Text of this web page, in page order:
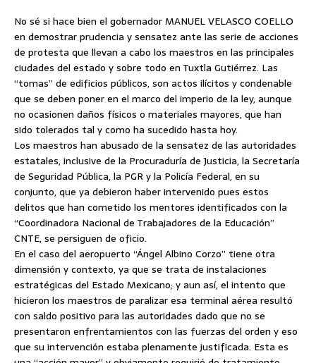
No sé si hace bien el gobernador MANUEL VELASCO COELLO
en demostrar prudencia y sensatez ante las serie de acciones
de protesta que llevan a cabo los maestros en las principales
ciudades del estado y sobre todo en Tuxtla Gutiérrez. Las
“tomas” de edificios públicos, son actos ilícitos y condenable
que se deben poner en el marco del imperio de la ley, aunque
no ocasionen daños físicos o materiales mayores, que han
sido tolerados tal y como ha sucedido hasta hoy.
Los maestros han abusado de la sensatez de las autoridades
estatales, inclusive de la Procuraduría de Justicia, la Secretaría
de Seguridad Pública, la PGR y la Policía Federal, en su
conjunto, que ya debieron haber intervenido pues estos
delitos que han cometido los mentores identificados con la
“Coordinadora Nacional de Trabajadores de la Educación”
CNTE, se persiguen de oficio.
En el caso del aeropuerto “Ángel Albino Corzo” tiene otra
dimensión y contexto, ya que se trata de instalaciones
estratégicas del Estado Mexicano; y aun así, el intento que
hicieron los maestros de paralizar esa terminal aérea resultó
con saldo positivo para las autoridades dado que no se
presentaron enfrentamientos con las fuerzas del orden y eso
que su intervención estaba plenamente justificada. Esta es